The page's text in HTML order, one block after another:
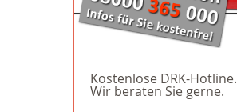
Kostenlose DRK-Hotline.
Wir beraten Sie gerne.